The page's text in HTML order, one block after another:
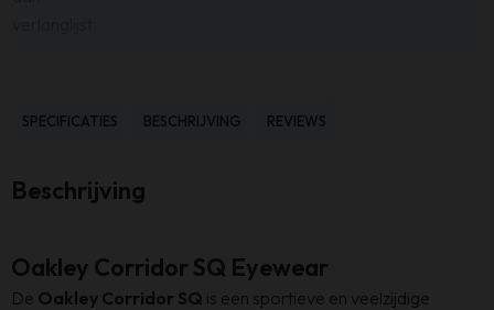
SPECIFICATIES BESCHRIJVING REVIEWS
Beschrijving
Oakley Corridor SQ Eyewear
De Oakley Corridor SQ is een sportieve en veelzijdige